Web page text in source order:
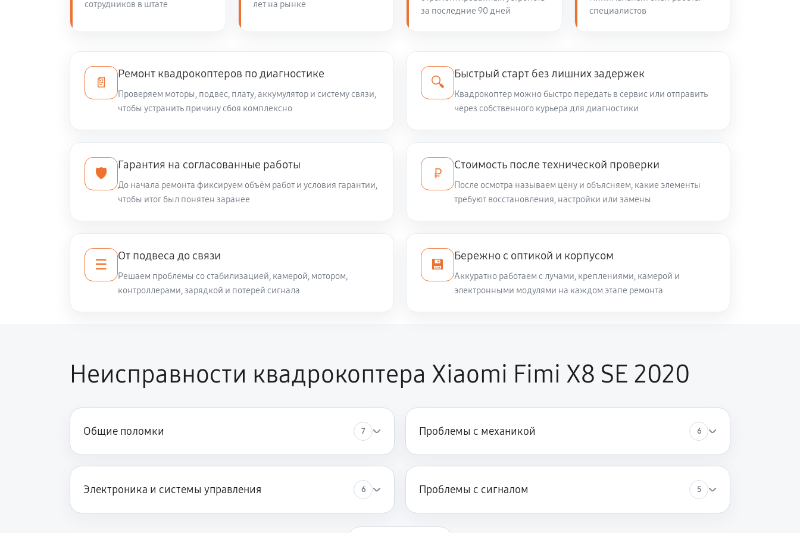
сотрудников в штате лет на рынке
за последние 90 дней
специалистов
📄
Ремонт квадрокоптеров по диагностике
Проверяем моторы, подвес, плату, аккумулятор и систему связи,
чтобы устранить причину сбоя комплексно
🔍
Быстрый старт без лишних задержек
Квадрокоптер можно быстро передать в сервис или отправить
через собственного курьера для диагностики
🛡️
Гарантия на согласованные работы
До начала ремонта фиксируем объём работ и условия гарантии,
чтобы итог был понятен заранее
₽
Стоимость после технической проверки
После осмотра называем цену и объясняем, какие элементы
требуют восстановления, настройки или замены
☰
От подвеса до связи
Решаем проблемы со стабилизацией, камерой, мотором,
контроллерами, зарядкой и потерей сигнала
💾
Бережно с оптикой и корпусом
Аккуратно работаем с лучами, креплениями, камерой и
электронными модулями на каждом этапе ремонта
Неисправности квадрокоптера Xiaomi Fimi X8 SE 2020
Общие поломки 7 Проблемы с механикой 6
Электроника и системы управления 6 Проблемы с сигналом 5